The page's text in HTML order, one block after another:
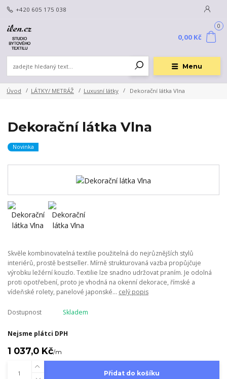
Menu
+420 605 175 038
0
0,00 Kč
Úvod LÁTKY/ METRÁŽ Luxusní látky Dekorační látka Vlna
Dekorační látka Vlna
Novinka
Skvěle kombinovatelná textilie použitelná do nejrůznějších stylů
interiérů, prostě bestseller. Mírně strukturovaná vazba propůjčuje
výrobku ležérní kouzlo. Textilie lze snadno udržovat praním. Je odolná
proti opotřebení, proto je vhodná na okenní dekorace, římské a
vídeňské rolety, panelové japonské... celý popis
Dostupnost Skladem
Nejsme plátci DPH
1 037,0 Kč/m
Přidat do košíku